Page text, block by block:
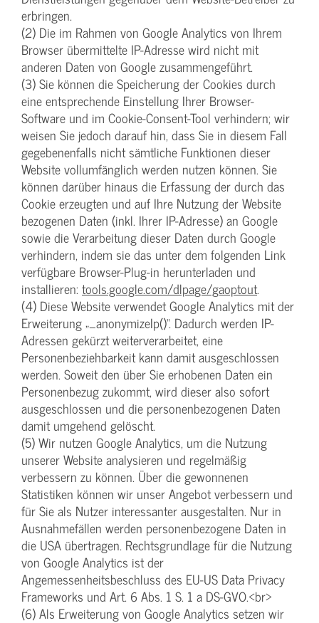
erbringen.
(2) Die im Rahmen von Google Analytics von Ihrem
Browser übermittelte IP-Adresse wird nicht mit
anderen Daten von Google zusammengeführt.
(3) Sie können die Speicherung der Cookies durch
eine entsprechende Einstellung Ihrer Browser-
Software und im Cookie-Consent-Tool verhindern; wir
weisen Sie jedoch darauf hin, dass Sie in diesem Fall
gegebenenfalls nicht sämtliche Funktionen dieser
Website vollumfänglich werden nutzen können. Sie
können darüber hinaus die Erfassung der durch das
Cookie erzeugten und auf Ihre Nutzung der Website
bezogenen Daten (inkl. Ihrer IP-Adresse) an Google
sowie die Verarbeitung dieser Daten durch Google
verhindern, indem sie das unter dem folgenden Link
verfügbare Browser-Plug-in herunterladen und
installieren: tools.google.com/dlpage/gaoptout.
(4) Diese Website verwendet Google Analytics mit der
Erweiterung „_anonymizeIp()“. Dadurch werden IP-
Adressen gekürzt weiterverarbeitet, eine
Personenbeziehbarkeit kann damit ausgeschlossen
werden. Soweit den über Sie erhobenen Daten ein
Personenbezug zukommt, wird dieser also sofort
ausgeschlossen und die personenbezogenen Daten
damit umgehend gelöscht.
(5) Wir nutzen Google Analytics, um die Nutzung
unserer Website analysieren und regelmäßig
verbessern zu können. Über die gewonnenen
Statistiken können wir unser Angebot verbessern und
für Sie als Nutzer interessanter ausgestalten. Nur in
Ausnahmefällen werden personenbezogene Daten in
die USA übertragen. Rechtsgrundlage für die Nutzung
von Google Analytics ist der
Angemessenheitsbeschluss des EU-US Data Privacy
Frameworks und Art. 6 Abs. 1 S. 1 a DS-GVO.<br>
(6) Als Erweiterung von Google Analytics setzen wir